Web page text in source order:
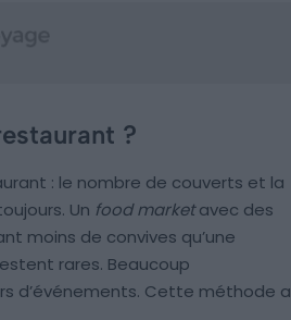
?
: le nombre de couverts et la
Un food marketavec des
moins de convives qu’une
rares. Beaucoup
d’événements. Cette méthode a